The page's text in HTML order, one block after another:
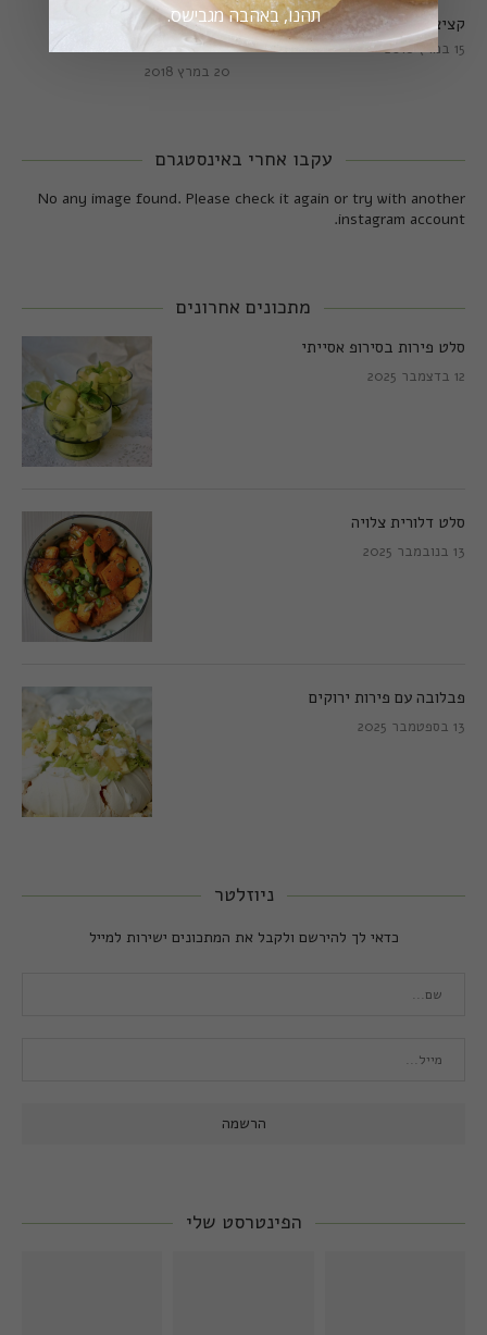
קציצות כרישה טבעוניות
מושלמות
20 במרץ 2018
קציצות כרישה מושלמות
15 במרץ 2018
עקבו אחרי באינסטגרם
No any image found. Please check it again or try with another
instagram account.
מתכונים אחרונים
סלט פירות בסירופ אסייתי
12 בדצמבר 2025
סלט דלורית צלויה
13 בנובמבר 2025
פבלובה עם פירות ירוקים
13 בספטמבר 2025
ניוזלטר
כדאי לך להירשם ולקבל את המתכונים ישירות למייל
הפינטרסט שלי
תהנו, באהבה מגבישס.